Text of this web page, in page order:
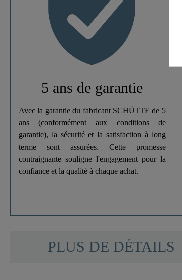
Hauteur5 ans de garantie
Avec la garantie du fabricant SCHÜTTE de 5
ans (conformément aux conditions de
garantie), la sécurité et la satisfaction à long
terme sont assurées. Cette promesse
contraignante souligne l'engagement pour la
confiance et la qualité à chaque achat.
PLUS DE DÉTAILS